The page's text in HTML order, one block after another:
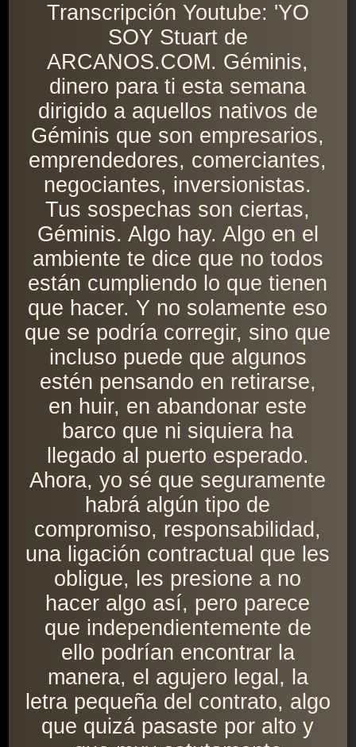
Transcripción Youtube: 'YO
SOY Stuart de
ARCANOS.COM. Géminis,
dinero para ti esta semana
dirigido a aquellos nativos de
Géminis que son empresarios,
emprendedores, comerciantes,
negociantes, inversionistas.
Tus sospechas son ciertas,
Géminis. Algo hay. Algo en el
ambiente te dice que no todos
están cumpliendo lo que tienen
que hacer. Y no solamente eso
que se podría corregir, sino que
incluso puede que algunos
estén pensando en retirarse,
en huir, en abandonar este
barco que ni siquiera ha
llegado al puerto esperado.
Ahora, yo sé que seguramente
habrá algún tipo de
compromiso, responsabilidad,
una ligación contractual que les
obligue, les presione a no
hacer algo así, pero parece
que independientemente de
ello podrían encontrar la
manera, el agujero legal, la
letra pequeña del contrato, algo
que quizá pasaste por alto y